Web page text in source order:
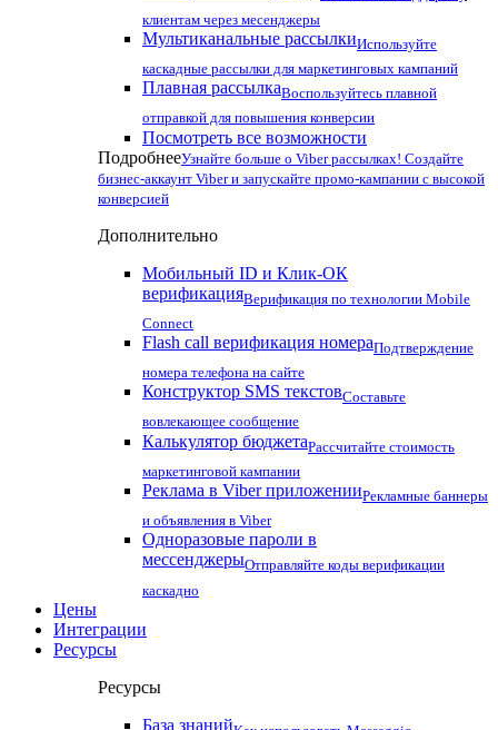
клиентам через месенджеры
Мультиканальные рассылкиИспользуйте
каскадные рассылки для маркетинговых кампаний
Плавная рассылкаВоспользуйтесь плавной
отправкой для повышения конверсии
Посмотреть все возможности
ПодробнееУзнайте больше о Viber рассылках! Создайте
бизнес-аккаунт Viber и запускайте промо-кампании с высокой
конверсией
Дополнительно
Мобильный ID и Клик-ОК
верификацияВерификация по технологии Mobile
Connect
Flash call верификация номераПодтверждение
номера телефона на сайте
Конструктор SMS текстовСоставьте
вовлекающее сообщение
Калькулятор бюджетаРассчитайте стоимость
маркетинговой кампании
Реклама в Viber приложенииРекламные баннеры
и объявления в Viber
Одноразовые пароли в
мессенджерыОтправляйте коды верификации
каскадно
Цены
Интеграции
Ресурсы
Ресурсы
База знаний